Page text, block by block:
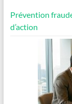
Prévention
d’action